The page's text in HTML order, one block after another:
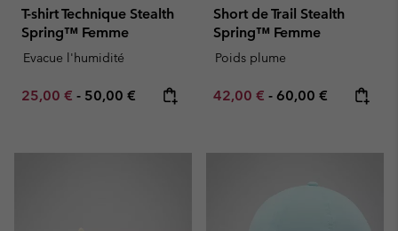
T-shirt Technique Stealth
Spring™ Femme
Evacue l'humidité
Minimum sale price:
25,00 € - Maximum price:
50,00 €
Short de Trail Stealth
Spring™ Femme
Poids plume
Minimum sale price:
42,00 € - Maximum price:
60,00 €